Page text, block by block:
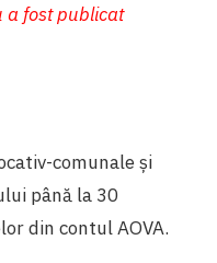
a fost publicat
comunale și
până la 30
din contul AOVA.